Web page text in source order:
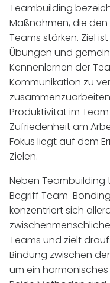
Teambuilding
Maßnahmen, die
Teams stärken. Ziel
Übungen und
Kennenlernen der
Kommunikation zu
Produktivität im
Zufriedenheit am
Fokus liegt auf dem
Zielen.
Neben
Begriff Team-
konzentriert sich
Teams und zielt
Bindung zwischen
um ein